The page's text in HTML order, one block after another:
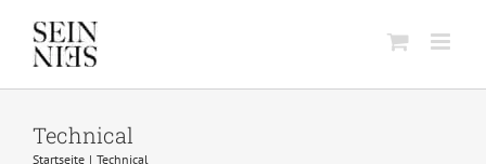
content
Technical
Startseite Technical